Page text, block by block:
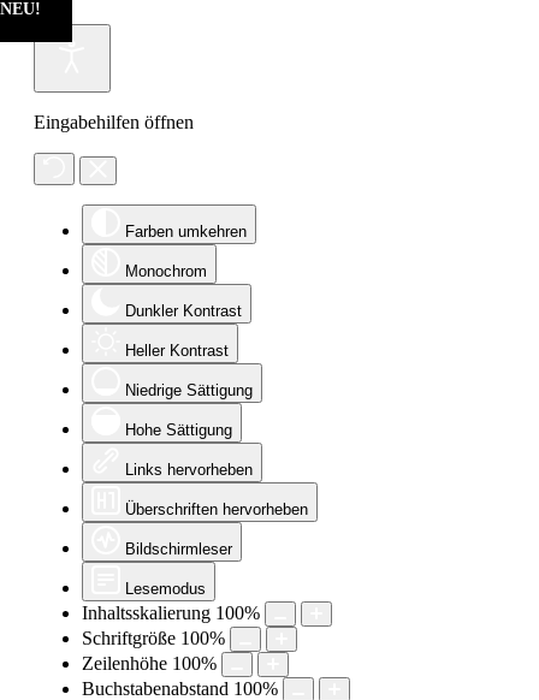
Eingabehilfen öffnen
Farben umkehren
Monochrom
Dunkler Kontrast
Heller Kontrast
Niedrige Sättigung
Hohe Sättigung
Links hervorheben
Überschriften hervorheben
Bildschirmleser
Lesemodus
Inhaltsskalierung 100%
Schriftgröße 100%
Zeilenhöhe 100%
Buchstabenabstand 100%
NEU!
NEU!